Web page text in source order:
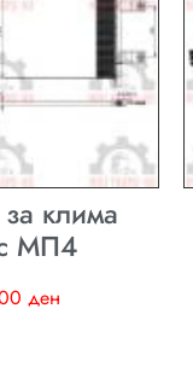
клима
МП4
ден